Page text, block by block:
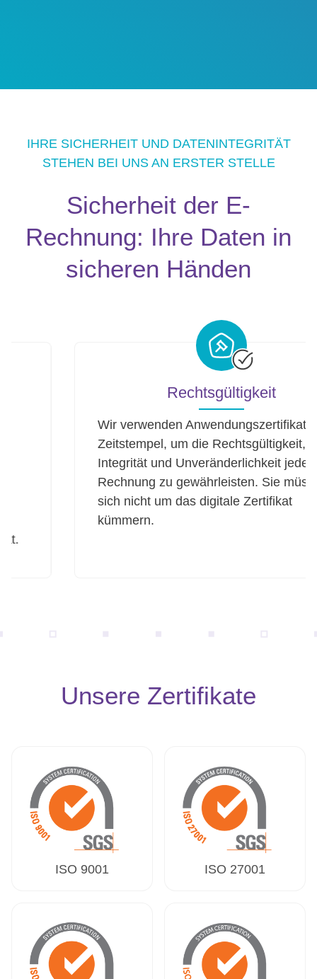
IHRE SICHERHEIT UND DATENINTEGRITÄT
STEHEN BEI UNS AN ERSTER STELLE
Sicherheit der E-
Rechnung: Ihre Daten in
sicheren Händen
Rechtsgültigkeit
Wir verwenden Anwendungszertifikate und
Zeitstempel, um die Rechtsgültigkeit,
Integrität und Unveränderlichkeit jeder E-
Rechnung zu gewährleisten. Sie müssen
sich nicht um das digitale Zertifikat
Unsere Zertifikate
ISO 9001 ISO 27001